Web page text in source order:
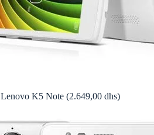
Lenovo K5 Note (2.649,00 dhs)